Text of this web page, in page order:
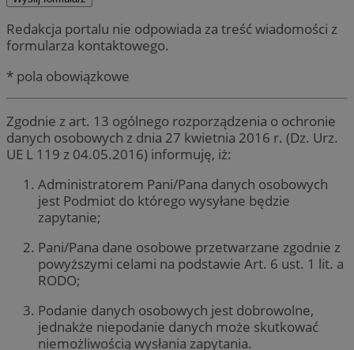
Redakcja portalu nie odpowiada za treść wiadomości z
formularza kontaktowego.
* pola obowiązkowe
Zgodnie z art. 13 ogólnego rozporządzenia o ochronie
danych osobowych z dnia 27 kwietnia 2016 r. (Dz. Urz.
UE L 119 z 04.05.2016) informuję, iż:
Administratorem Pani/Pana danych osobowych
jest Podmiot do którego wysyłane będzie
zapytanie;
Pani/Pana dane osobowe przetwarzane zgodnie z
powyższymi celami na podstawie Art. 6 ust. 1 lit. a
RODO;
Podanie danych osobowych jest dobrowolne,
jednakże niepodanie danych może skutkować
niemożliwością wysłania zapytania.